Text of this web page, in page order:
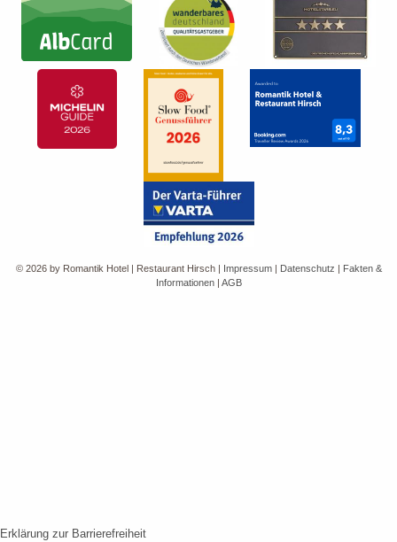
© 2026 by Romantik Hotel | Restaurant Hirsch| Impressum| Datenschutz | Fakten &
Informationen| AGB
Erklärung zur Barrierefreiheit